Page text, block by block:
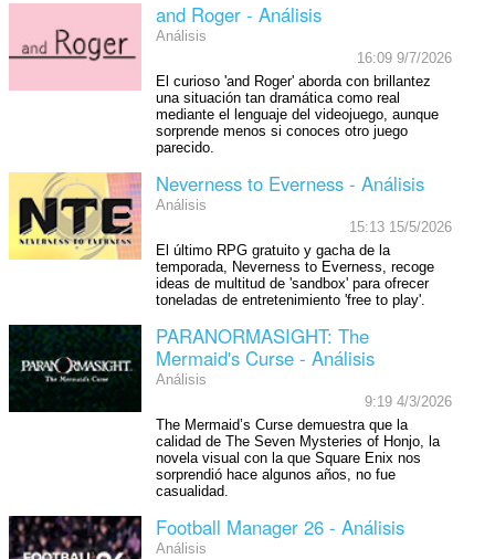
and Roger - Análisis
Análisis
16:09 9/7/2026
El curioso 'and Roger' aborda con brillantez
una situación tan dramática como real
mediante el lenguaje del videojuego, aunque
sorprende menos si conoces otro juego
parecido.
Neverness to Everness - Análisis
Análisis
15:13 15/5/2026
El último RPG gratuito y gacha de la
temporada, Neverness to Everness, recoge
ideas de multitud de 'sandbox' para ofrecer
toneladas de entretenimiento 'free to play'.
PARANORMASIGHT: The
Mermaid's Curse - Análisis
Análisis
9:19 4/3/2026
The Mermaid’s Curse demuestra que la
calidad de The Seven Mysteries of Honjo, la
novela visual con la que Square Enix nos
sorprendió hace algunos años, no fue
casualidad.
Football Manager 26 - Análisis
Análisis